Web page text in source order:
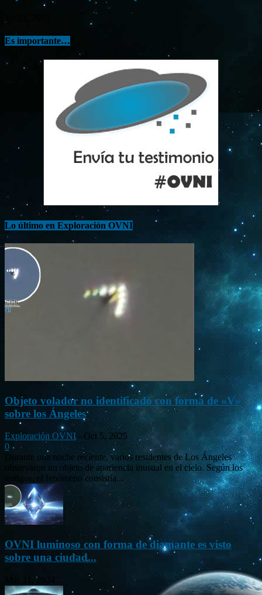
Es importante…
Lo último en Exploración OVNI
Objeto volador no identificado con forma de «V»
sobre los Ángeles
Exploración OVNI - Oct 5, 2025
0
Durante una noche reciente, varios residentes de Los Ángeles
observaron un objeto de apariencia inusual en el cielo. Según los
testigos, el fenómeno consistía...
OVNI luminoso con forma de diamante es visto
sobre una ciudad...
Mar 31, 2024